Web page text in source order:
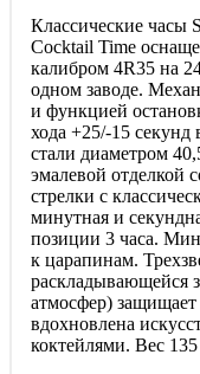
Классические часы
Cocktail Time
калибром 4R35 на
одном заводе.
и функцией
хода +25/-15
стали диаметром
эмалевой отделкой
стрелки с
минутная и
позиции 3 часа.
к царапинам.
раскладывающейся
атмосфер)
вдохновлена
коктейлями. Вес 135